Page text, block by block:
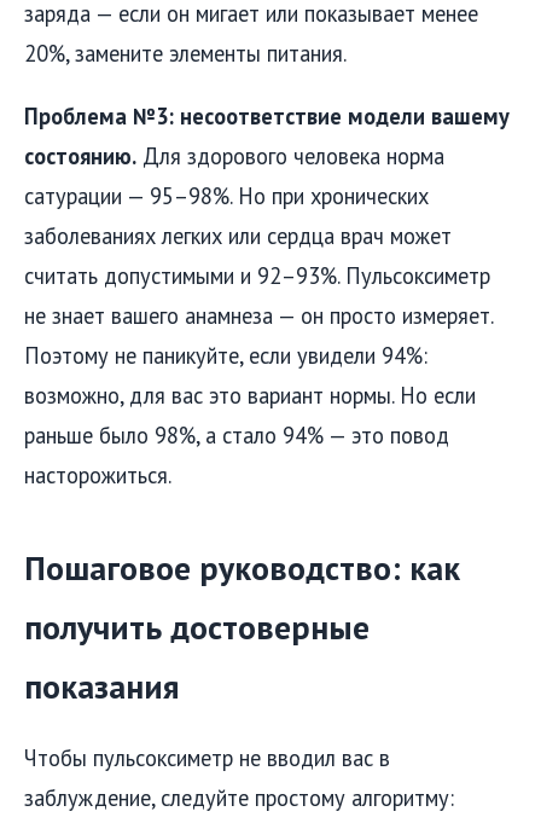
заряда — если он мигает или показывает менее
20%, замените элементы питания.
Проблема №3: несоответствие модели вашему
состоянию. Для здорового человека норма
сатурации — 95–98%. Но при хронических
заболеваниях легких или сердца врач может
считать допустимыми и 92–93%. Пульсоксиметр
не знает вашего анамнеза — он просто измеряет.
Поэтому не паникуйте, если увидели 94%:
возможно, для вас это вариант нормы. Но если
раньше было 98%, а стало 94% — это повод
насторожиться.
Пошаговое руководство: как
получить достоверные
показания
Чтобы пульсоксиметр не вводил вас в
заблуждение, следуйте простому алгоритму: